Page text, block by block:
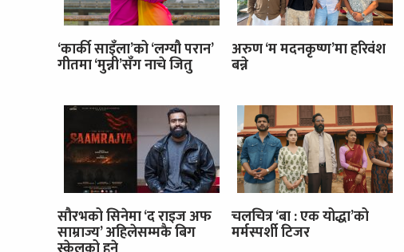
‘कार्की साइँला’को ‘लग्यौ परान’
गीतमा ‘मुन्नी’सँग नाचे जितु
अरुण ‘म मदनकृष्ण’मा हरिवंश
बन्ने
सौरभको सिनेमा ‘द राइज अफ
साम्राज्य’ अहिलेसम्मकै बिग
चलचित्र ‘बा : एक योद्धा’को
मर्मस्पर्शी टिजर